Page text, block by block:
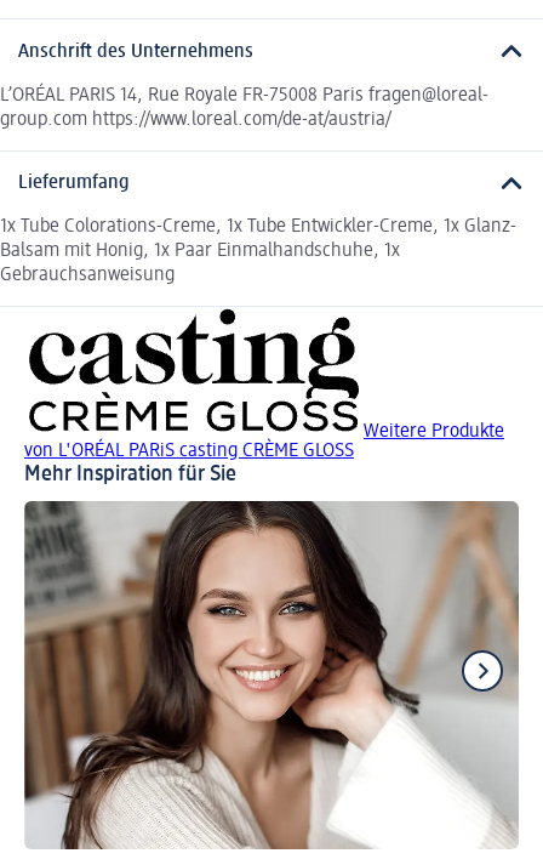
Anschrift des Unternehmens
L’ORÉAL PARIS 14, Rue Royale FR-75008 Paris fragen@loreal-
group.com https://www.loreal.com/de-at/austria/
Lieferumfang
1x Tube Colorations-Creme, 1x Tube Entwickler-Creme, 1x Glanz-
Balsam mit Honig, 1x Paar Einmalhandschuhe, 1x
Gebrauchsanweisung
Weitere Produkte
von L'ORÉAL PARiS casting CRÈME GLOSS
Mehr Inspiration für Sie